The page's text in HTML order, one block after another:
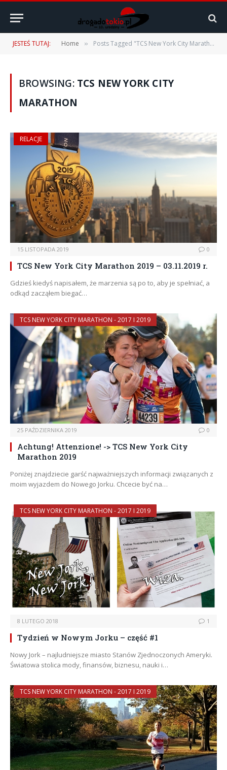
JESTEŚ TUTAJ: Home » Posts Tagged "TCS New York City Marathon"
BROWSING: TCS NEW YORK CITY
MARATHON
RELACJE
15 LISTOPADA 2019 0
TCS New York City Marathon 2019 – 03.11.2019 r.
Gdzieś kiedyś napisałem, że marzenia są po to, aby je spełniać, a
odkąd zacząłem biegać…
TCS NEW YORK CITY MARATHON - 2017 I 2019
25 PAŹDZIERNIKA 2019 0
Achtung! Attenzione! -> TCS New York City
Marathon 2019
Poniżej znajdziecie garść najważniejszych informacji związanych z
moim wyjazdem do Nowego Jorku. Chcecie być na…
TCS NEW YORK CITY MARATHON - 2017 I 2019
8 LUTEGO 2018 1
Tydzień w Nowym Jorku – część #1
Nowy Jork – najludniejsze miasto Stanów Zjednoczonych Ameryki.
Światowa stolica mody, finansów, biznesu, nauki i…
TCS NEW YORK CITY MARATHON - 2017 I 2019